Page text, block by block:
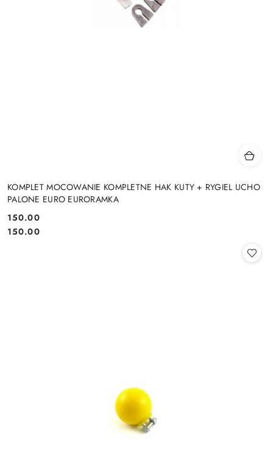
KOMPLET MOCOWANIE KOMPLETNE HAK KUTY + RYGIEL UCHO
PALONE EURO EURORAMKA
Cena:
150.00
Cena:
150.00